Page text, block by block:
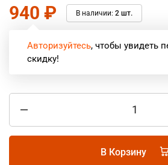
940 ₽ В наличии: 2 шт.
Авторизуйтесь, чтобы увидеть
скидку!
В Корзину